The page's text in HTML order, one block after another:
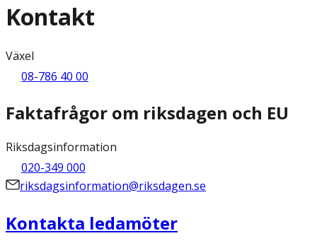
Kontakt
Växel
08-786 40 00
Faktafrågor om riksdagen och EU
Riksdagsinformation
020-349 000
riksdagsinformation@riksdagen.se
Kontakta ledamöter